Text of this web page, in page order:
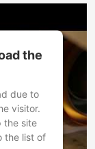
the
due to
visitor.
the site
the list of